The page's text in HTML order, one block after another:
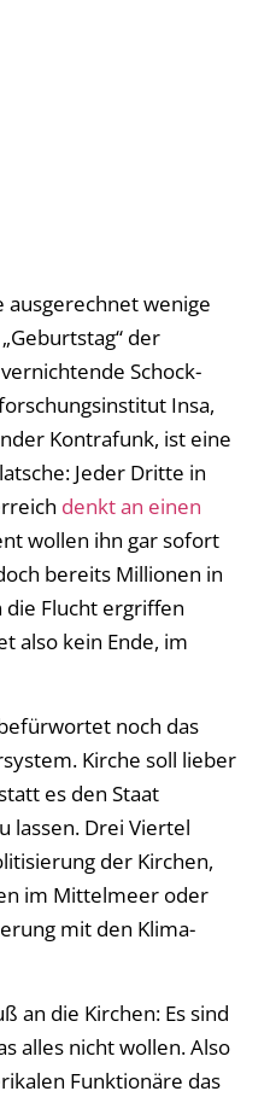
ausgerechnet wenige
der
Schock-
Insa,
Kontrafunk, ist eine
Jeder Dritte in
denkt an einen
wollen ihn gar sofort
bereits Millionen in
die Flucht ergriffen
also kein Ende, im
noch das
Kirche soll lieber
es den Staat
lassen. Drei Viertel
der Kirchen,
im Mittelmeer oder
mit den Klima-
an die Kirchen: Es sind
alles nicht wollen. Also
Funktionäre das